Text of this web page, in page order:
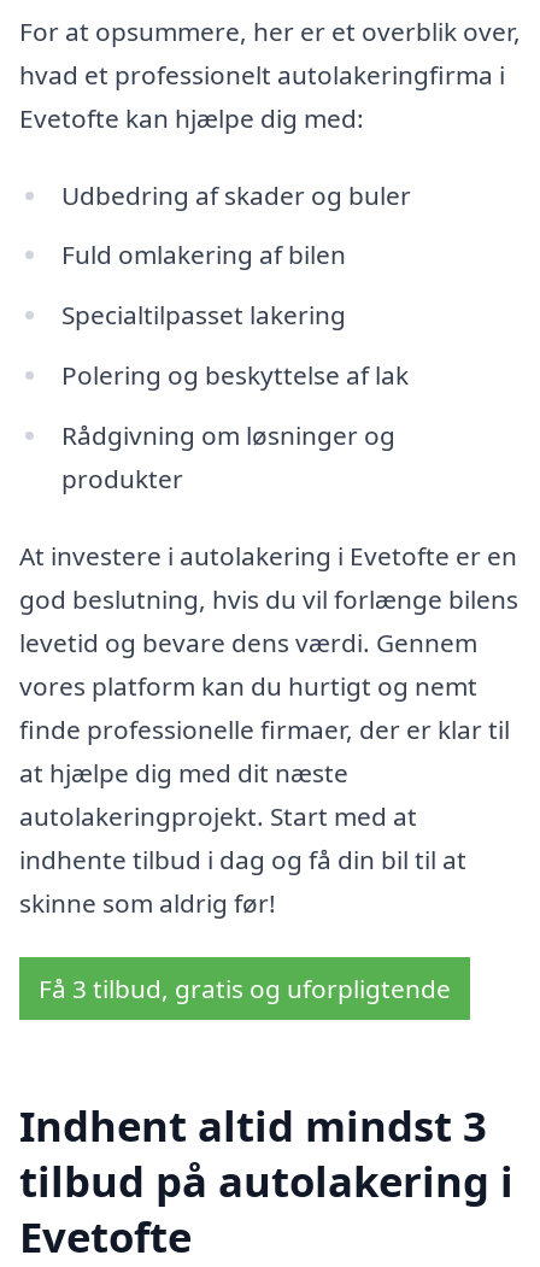
For at opsummere, her er et overblik over,
hvad et professionelt autolakeringfirma i
Evetofte kan hjælpe dig med:
Udbedring af skader og buler
Fuld omlakering af bilen
Specialtilpasset lakering
Polering og beskyttelse af lak
Rådgivning om løsninger og
produkter
At investere i autolakering i Evetofte er en
god beslutning, hvis du vil forlænge bilens
levetid og bevare dens værdi. Gennem
vores platform kan du hurtigt og nemt
finde professionelle firmaer, der er klar til
at hjælpe dig med dit næste
autolakeringprojekt. Start med at
indhente tilbud i dag og få din bil til at
skinne som aldrig før!
Få 3 tilbud, gratis og uforpligtende
Indhent altid mindst 3
tilbud på autolakering i
Evetofte